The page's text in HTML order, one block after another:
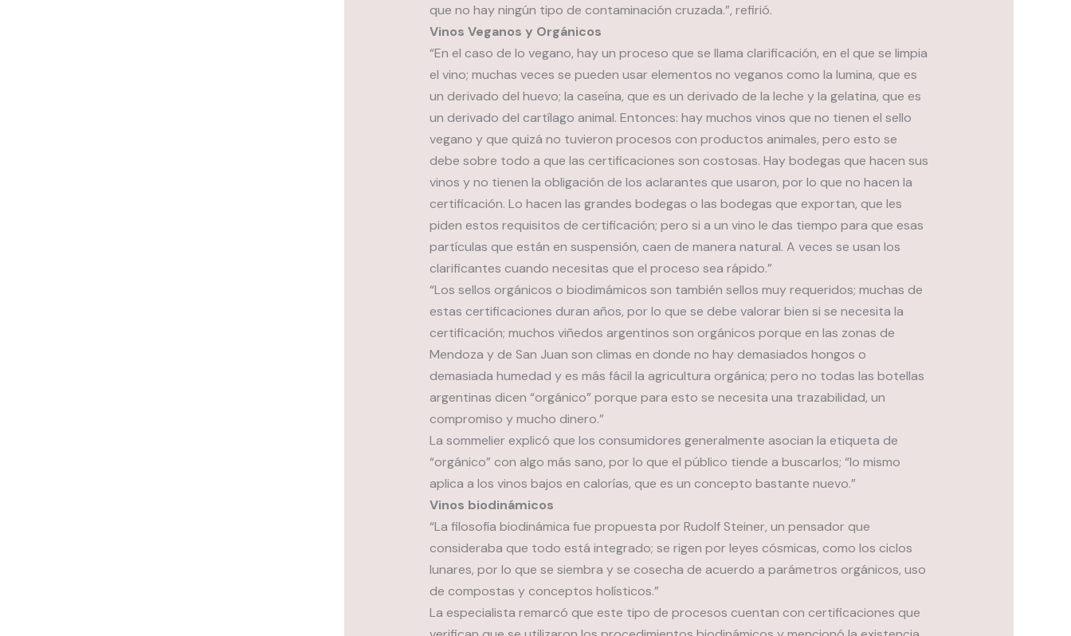
que no hay ningún tipo de contaminación cruzada.”, refirió.
Vinos Veganos y Orgánicos
“En el caso de lo vegano, hay un proceso que se llama clarificación, en el que se limpia
el vino; muchas veces se pueden usar elementos no veganos como la lumina, que es
un derivado del huevo; la caseína, que es un derivado de la leche y la gelatina, que es
un derivado del cartílago animal. Entonces: hay muchos vinos que no tienen el sello
vegano y que quizá no tuvieron procesos con productos animales, pero esto se
debe sobre todo a que las certificaciones son costosas. Hay bodegas que hacen sus
vinos y no tienen la obligación de los aclarantes que usaron, por lo que no hacen la
certificación. Lo hacen las grandes bodegas o las bodegas que exportan, que les
piden estos requisitos de certificación; pero si a un vino le das tiempo para que esas
partículas que están en suspensión, caen de manera natural. A veces se usan los
clarificantes cuando necesitas que el proceso sea rápido.”
“Los sellos orgánicos o biodimámicos son también sellos muy requeridos; muchas de
estas certificaciones duran años, por lo que se debe valorar bien si se necesita la
certificación; muchos viñedos argentinos son orgánicos porque en las zonas de
Mendoza y de San Juan son climas en donde no hay demasiados hongos o
demasiada humedad y es más fácil la agricultura orgánica; pero no todas las botellas
argentinas dicen “orgánico” porque para esto se necesita una trazabilidad, un
compromiso y mucho dinero.”
La sommelier explicó que los consumidores generalmente asocian la etiqueta de
“orgánico” con algo más sano, por lo que el público tiende a buscarlos; “lo mismo
aplica a los vinos bajos en calorías, que es un concepto bastante nuevo.”
Vinos biodinámicos
“La filosofía biodinámica fue propuesta por Rudolf Steiner, un pensador que
consideraba que todo está integrado; se rigen por leyes cósmicas, como los ciclos
lunares, por lo que se siembra y se cosecha de acuerdo a parámetros orgánicos, uso
de compostas y conceptos holísticos.”
La especialista remarcó que este tipo de procesos cuentan con certificaciones que